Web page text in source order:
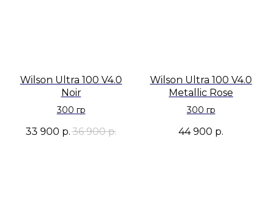
Wilson Ultra 100 V4.0
Noir
300 гр
33 900 р. 36 900 р.
Wilson Ultra 100 V4.0
Metallic Rose
300 гр
44 900 р.